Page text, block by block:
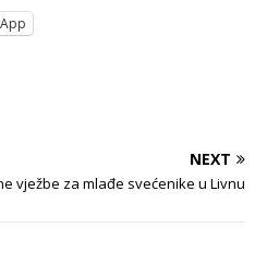
NEXT
vježbe za mlađe svećenike u Livnu